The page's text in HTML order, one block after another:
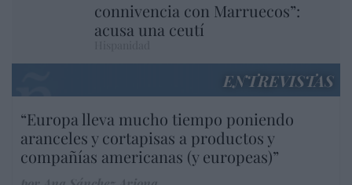
connivencia con Marruecos”:
acusa una ceutí
ENTREVISTAS
“Europa lleva mucho tiempo poniendo
aranceles y cortapisas a productos y
compañías americanas (y europeas)”